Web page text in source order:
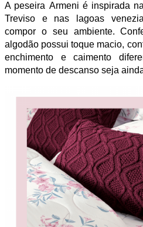
A peseira Armeni é inspirada
Treviso e nas lagoas
compor o seu ambiente.
algodão possui toque macio,
enchimento e caimento
momento de descanso seja